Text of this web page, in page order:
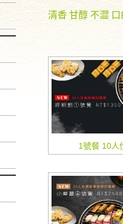
清香 甘醇 不澀
1號餐 10人